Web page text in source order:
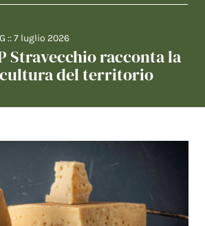
::7 luglio 2026
Stravecchio racconta la
del territorio